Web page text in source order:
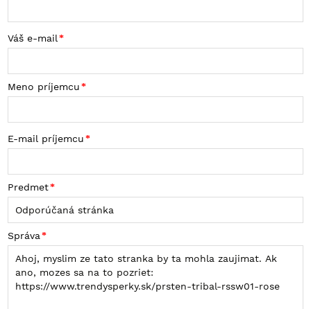
Váš e-mail
Meno príjemcu
E-mail príjemcu
Predmet
Správa